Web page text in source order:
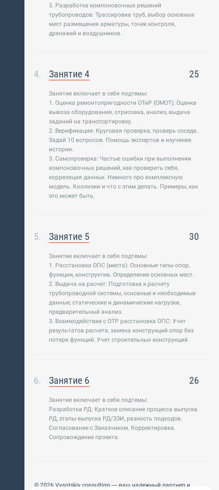
3. Разработка компоновочных решений
трубопроводов: Трассировка труб, выбор основных
мест размещения арматуры, точек контроля,
дренажей и воздушников.
Занятие 4 25
Занятие включает в себя подтемы:
1. Оценка ремонтопригодности ОТиР (ОМОТ): Оценка
вывоза оборудования, отрисовка, анализ, выдача
заданий на транспортировку.
2. Верификация: Круговая проверка, проверь соседа.
Задай 10 вопросов. Помощь экспертов и изучение
истории.
3. Самопроверка: Частые ошибки при выполнении
компоновочных решений, как проверить себя,
корреляция данных. Немного про комплексную
модель. Коллизии и что с этим делать. Примеры, как
это может быть.
Занятие 5 30
Занятие включает в себя подтемы:
1. Расстановка ОПС (места): Основные типы опор,
функции, конструктив. Определение основных мест.
2. Выдача на расчет: Подготовка к расчету
трубопроводной системы, основные и необходимые
данные, статические и динамические нагрузки,
предварительный анализ.
3. Взаимодействие с ОТР расстановка ОПС: Учет
результатов расчета, замена конструкций опор без
потери функций. Учет строительных конструкций.
Занятие 6 26
Занятие включает в себя подтемы:
Разработка РД: Краткое описание процесса выпуска
РД, этапы выпуска РД/ЗЗИ, разность подходов.
Согласование с Заказчиком. Корректировка.
Сопровождение проекта.
© 2026 Vysotskiy consulting — ваш надежный партнер и